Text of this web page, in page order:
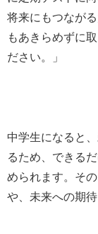
将来にもつなが
もあきらめずに
ださい。」
中学生になると
るため、できる
められます。そ
や、未来への期